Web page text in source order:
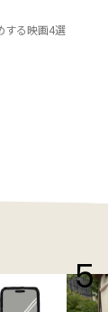
する映画4選